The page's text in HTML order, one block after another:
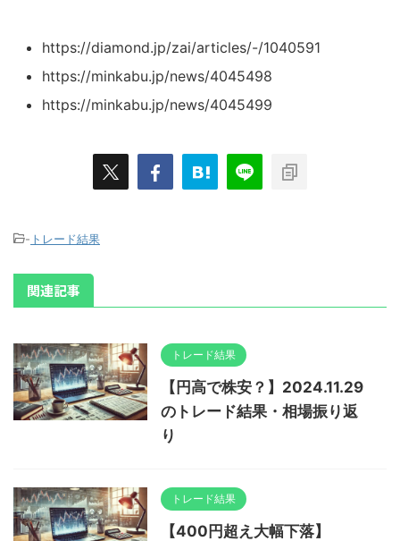
https://diamond.jp/zai/articles/-/1040591
https://minkabu.jp/news/4045498
https://minkabu.jp/news/4045499
- トレード結果
関連記事
トレード結果
【円高で株安？】2024.11.29
のトレード結果・相場振り返
り
トレード結果
【400円超え大幅下落】